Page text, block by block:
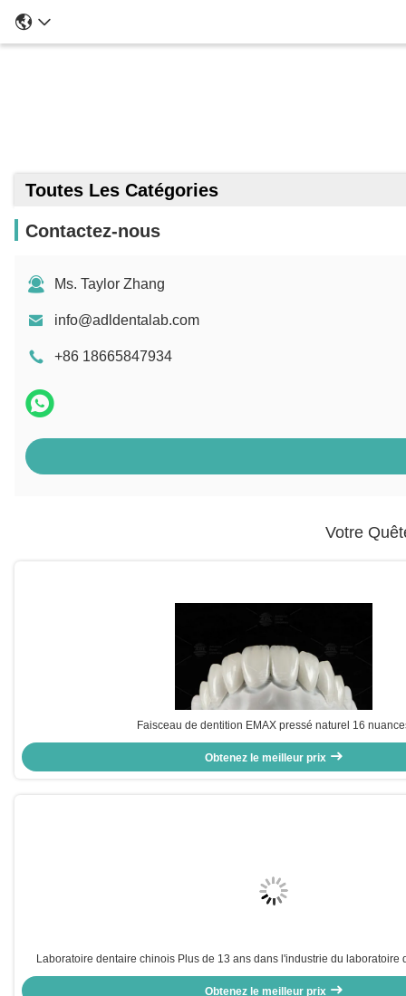
Toutes Les Catégories
Contactez-nous
Ms. Taylor Zhang
info@adldentalab.com
+86 18665847934
Votre
Faisceau de dentition EMAX pressé naturel 16
Obtenez le meilleur prix
Laboratoire dentaire chinois Plus de 13 ans dans l'industrie du laboratoire
placage Emax 16 nuances pour répondre aux divers besoins de
Obtenez le meilleur prix